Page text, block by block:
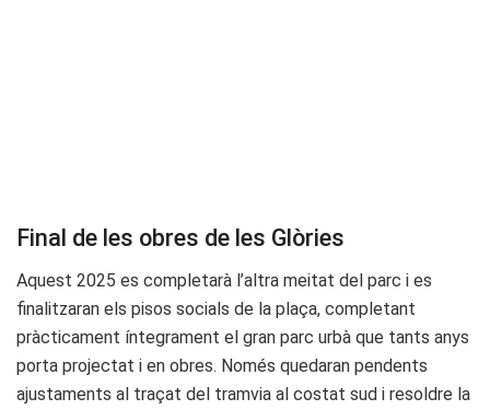
Final de les obres de les Glòries
Aquest 2025 es completarà l’altra meitat del parc i es
finalitzaran els pisos socials de la plaça, completant
pràcticament íntegrament el gran parc urbà que tants anys
porta projectat i en obres. Només quedaran pendents
ajustaments al traçat del tramvia al costat sud i resoldre la